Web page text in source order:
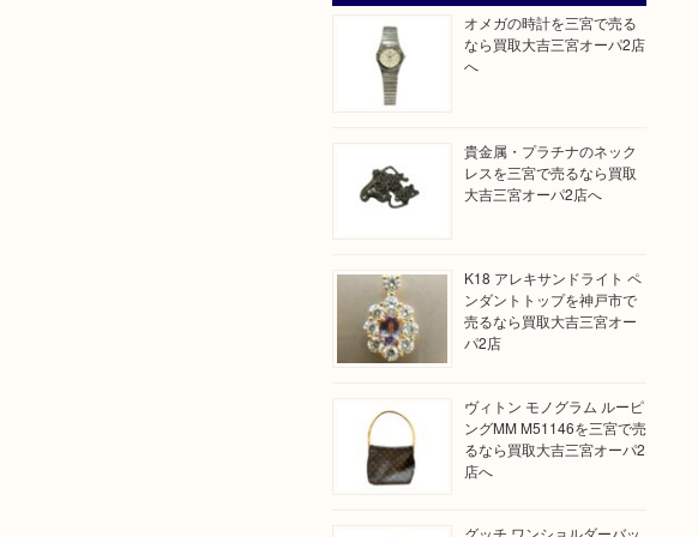
オメガの時計を三宮で売る
なら買取大吉三宮オーパ2店
へ
貴金属・プラチナのネック
レスを三宮で売るなら買取
大吉三宮オーパ2店へ
K18 アレキサンドライト ペ
ンダントトップを神戸市で
売るなら買取大吉三宮オー
パ2店
ヴィトン モノグラム ルーピ
ングMM M51146を三宮で売
るなら買取大吉三宮オーパ2
店へ